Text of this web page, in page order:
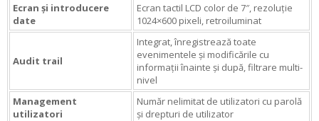
Ecran și introducere
date
Ecran tactil LCD color de 7″, rezoluție
1024×600 pixeli, retroiluminat
Audit trail
Integrat, înregistrează toate
evenimentele și modificările cu
informații înainte și după, filtrare multi-
nivel
Management
utilizatori
Număr nelimitat de utilizatori cu parolă
și drepturi de utilizator